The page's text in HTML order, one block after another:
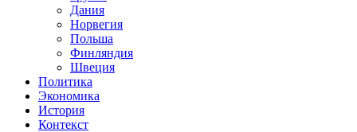
Дания
Норвегия
Польша
Финляндия
Швеция
Политика
Экономика
История
Контекст